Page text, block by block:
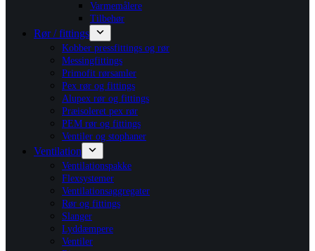
Varmemålere
Tilbehør
Rør / fittings
Kobber pressfittings og rør
Messingfittings
Primofit rørsamler
Pex rør og fittings
Alupex rør og fittings
Præisoleret pex rør
PEM rør og fittings
Ventiler og stophaner
Ventilation
Ventilationspakke
Flexsystemer
Ventilationsaggregater
Rør og fittings
Slanger
Lyddæmpere
Ventiler